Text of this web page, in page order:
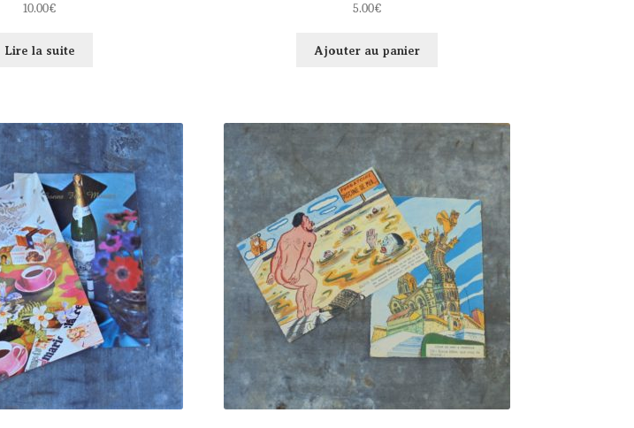
10.00€
Lire la suite
5.00€
Ajouter au panier